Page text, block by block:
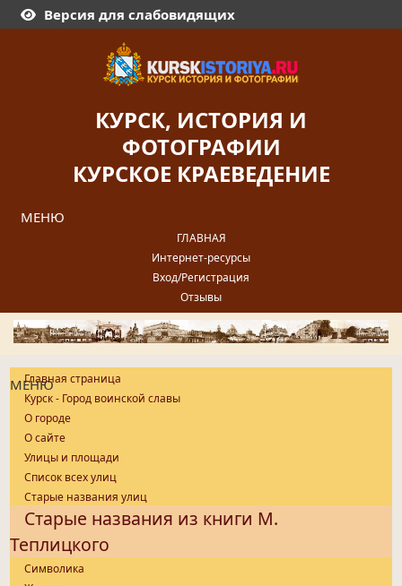
Версия для слабовидящих
КУРСК, ИСТОРИЯ И
ФОТОГРАФИИ
КУРСКОЕ КРАЕВЕДЕНИЕ
МЕНЮ
ГЛАВНАЯ
Интернет-ресурсы
Вход/Регистрация
Отзывы
МЕНЮ
Главная страница
Курск - Город воинской славы
О городе
О сайте
Улицы и площади
Список всех улиц
Старые названия улиц
Старые названия из книги М.
Теплицкого
Символика